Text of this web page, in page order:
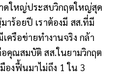
ดใหญ่ประสบวิกฤตใหญ่สุด
าร้อยปี เราต้องมี สส.ที่มี
เครือข่ายทำงานจริง กล้า
คุณสมบัติ สส.ในยามวิกฤต
องฟื้นมาไม่ถึง 1 ใน 3